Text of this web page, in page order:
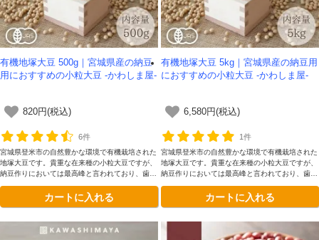
有機地塚大豆 500g｜宮城県産の納豆
用におすすめの小粒大豆 -かわしま屋-
820円(税込)
6件
宮城県登米市の自然豊かな環境で有機栽培された
地塚大豆です。貴重な在来種の小粒大豆ですが、
納豆作りにおいては最高峰と言われており、歯応
カートに入れる
有機地塚大豆 5kg｜宮城県産の納豆用
におすすめの小粒大豆 -かわしま屋-
6,580円(税込)
1件
宮城県登米市の自然豊かな環境で有機栽培された
地塚大豆です。貴重な在来種の小粒大豆ですが、
納豆作りにおいては最高峰と言われており、歯応
カートに入れる
対象者：かわしま屋で初めてお買い物をされる方
利用条件：3,000円以上のお買い物でご利用いただけます
ご利用回数：お一人様1回限り
※他のクーポンとの併用はできません
クーポンのご利用方法はこちら >>